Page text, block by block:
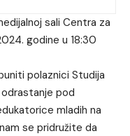
sali Centra za
godine u 18:30
polaznici Studija
pod
mladih na
se pridružite da